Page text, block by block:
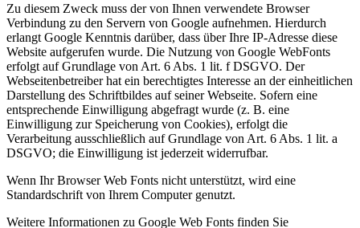
Zu diesem Zweck muss der von Ihnen verwendete Browser
Verbindung zu den Servern von Google aufnehmen. Hierdurch
erlangt Google Kenntnis darüber, dass über Ihre IP-Adresse diese
Website aufgerufen wurde. Die Nutzung von Google WebFonts
erfolgt auf Grundlage von Art. 6 Abs. 1 lit. f DSGVO. Der
Webseitenbetreiber hat ein berechtigtes Interesse an der einheitlichen
Darstellung des Schriftbildes auf seiner Webseite. Sofern eine
entsprechende Einwilligung abgefragt wurde (z. B. eine
Einwilligung zur Speicherung von Cookies), erfolgt die
Verarbeitung ausschließlich auf Grundlage von Art. 6 Abs. 1 lit. a
DSGVO; die Einwilligung ist jederzeit widerrufbar.
Wenn Ihr Browser Web Fonts nicht unterstützt, wird eine
Standardschrift von Ihrem Computer genutzt.
Weitere Informationen zu Google Web Fonts finden Sie